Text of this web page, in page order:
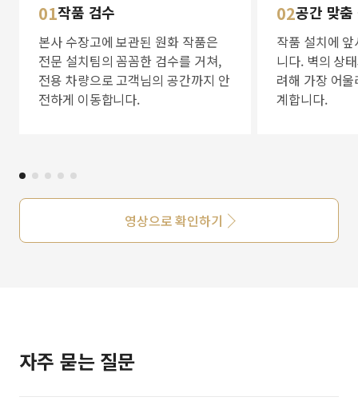
01작품 검수
본사 수장고에 보관된 원화 작품은
전문 설치팀의 꼼꼼한 검수를 거쳐,
전용 차량으로 고객님의 공간까지 안
전하게 이동합니다.
02공간 맞
작품 설치에
니다. 벽의 상
려해 가장 어
계합니다.
영상으로 확인하기
자주 묻는 질문